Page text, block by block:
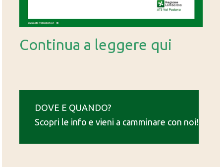
Continua a leggere qui
DOVE E QUANDO?
Scopri le info e vieni a camminare con noi!